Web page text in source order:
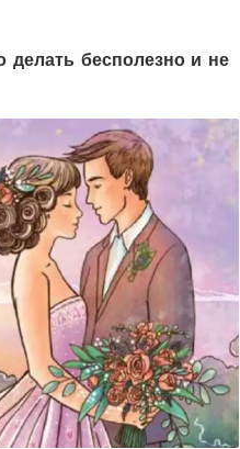
делать бесполезно и не